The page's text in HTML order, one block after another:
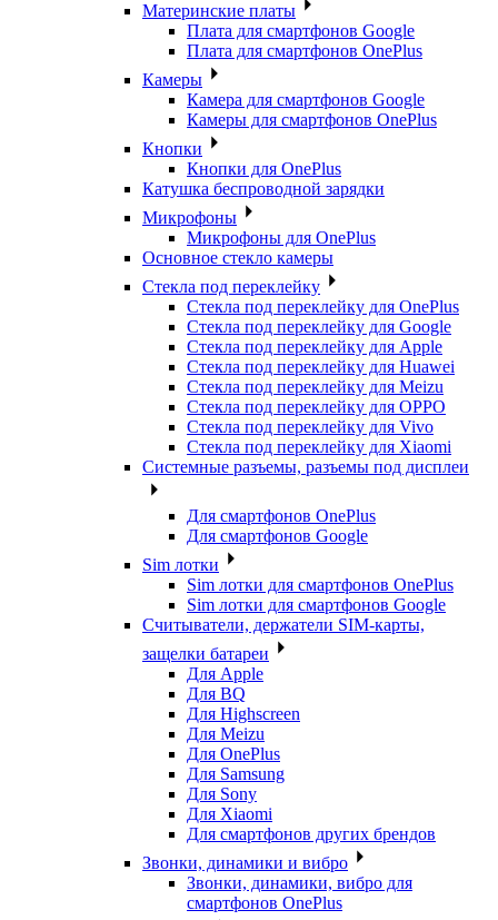
Материнские платы
Плата для смартфонов Google
Плата для смартфонов OnePlus
Камеры
Камера для смартфонов Google
Камеры для смартфонов OnePlus
Кнопки
Кнопки для OnePlus
Катушка беспроводной зарядки
Микрофоны
Микрофоны для OnePlus
Основное стекло камеры
Стекла под переклейку
Стекла под переклейку для OnePlus
Стекла под переклейку для Google
Стекла под переклейку для Apple
Стекла под переклейку для Huawei
Стекла под переклейку для Meizu
Стекла под переклейку для OPPO
Стекла под переклейку для Vivo
Стекла под переклейку для Xiaomi
Системные разъемы, разъемы под дисплеи
Для смартфонов OnePlus
Для смартфонов Google
Sim лотки
Sim лотки для смартфонов OnePlus
Sim лотки для смартфонов Google
Считыватели, держатели SIM-карты,
защелки батареи
Для Apple
Для BQ
Для Highscreen
Для Meizu
Для OnePlus
Для Samsung
Для Sony
Для Xiaomi
Для смартфонов других брендов
Звонки, динамики и вибро
Звонки, динамики, вибро для
смартфонов OnePlus